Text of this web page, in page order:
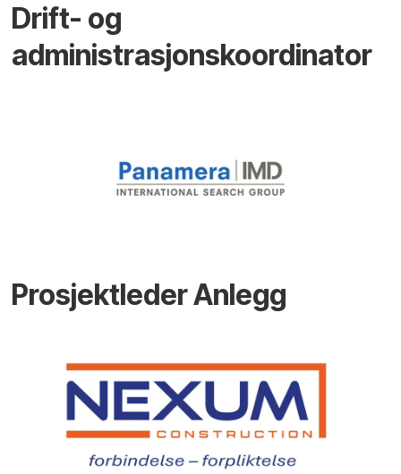
Drift- og
administrasjonskoordinator
Prosjektleder Anlegg